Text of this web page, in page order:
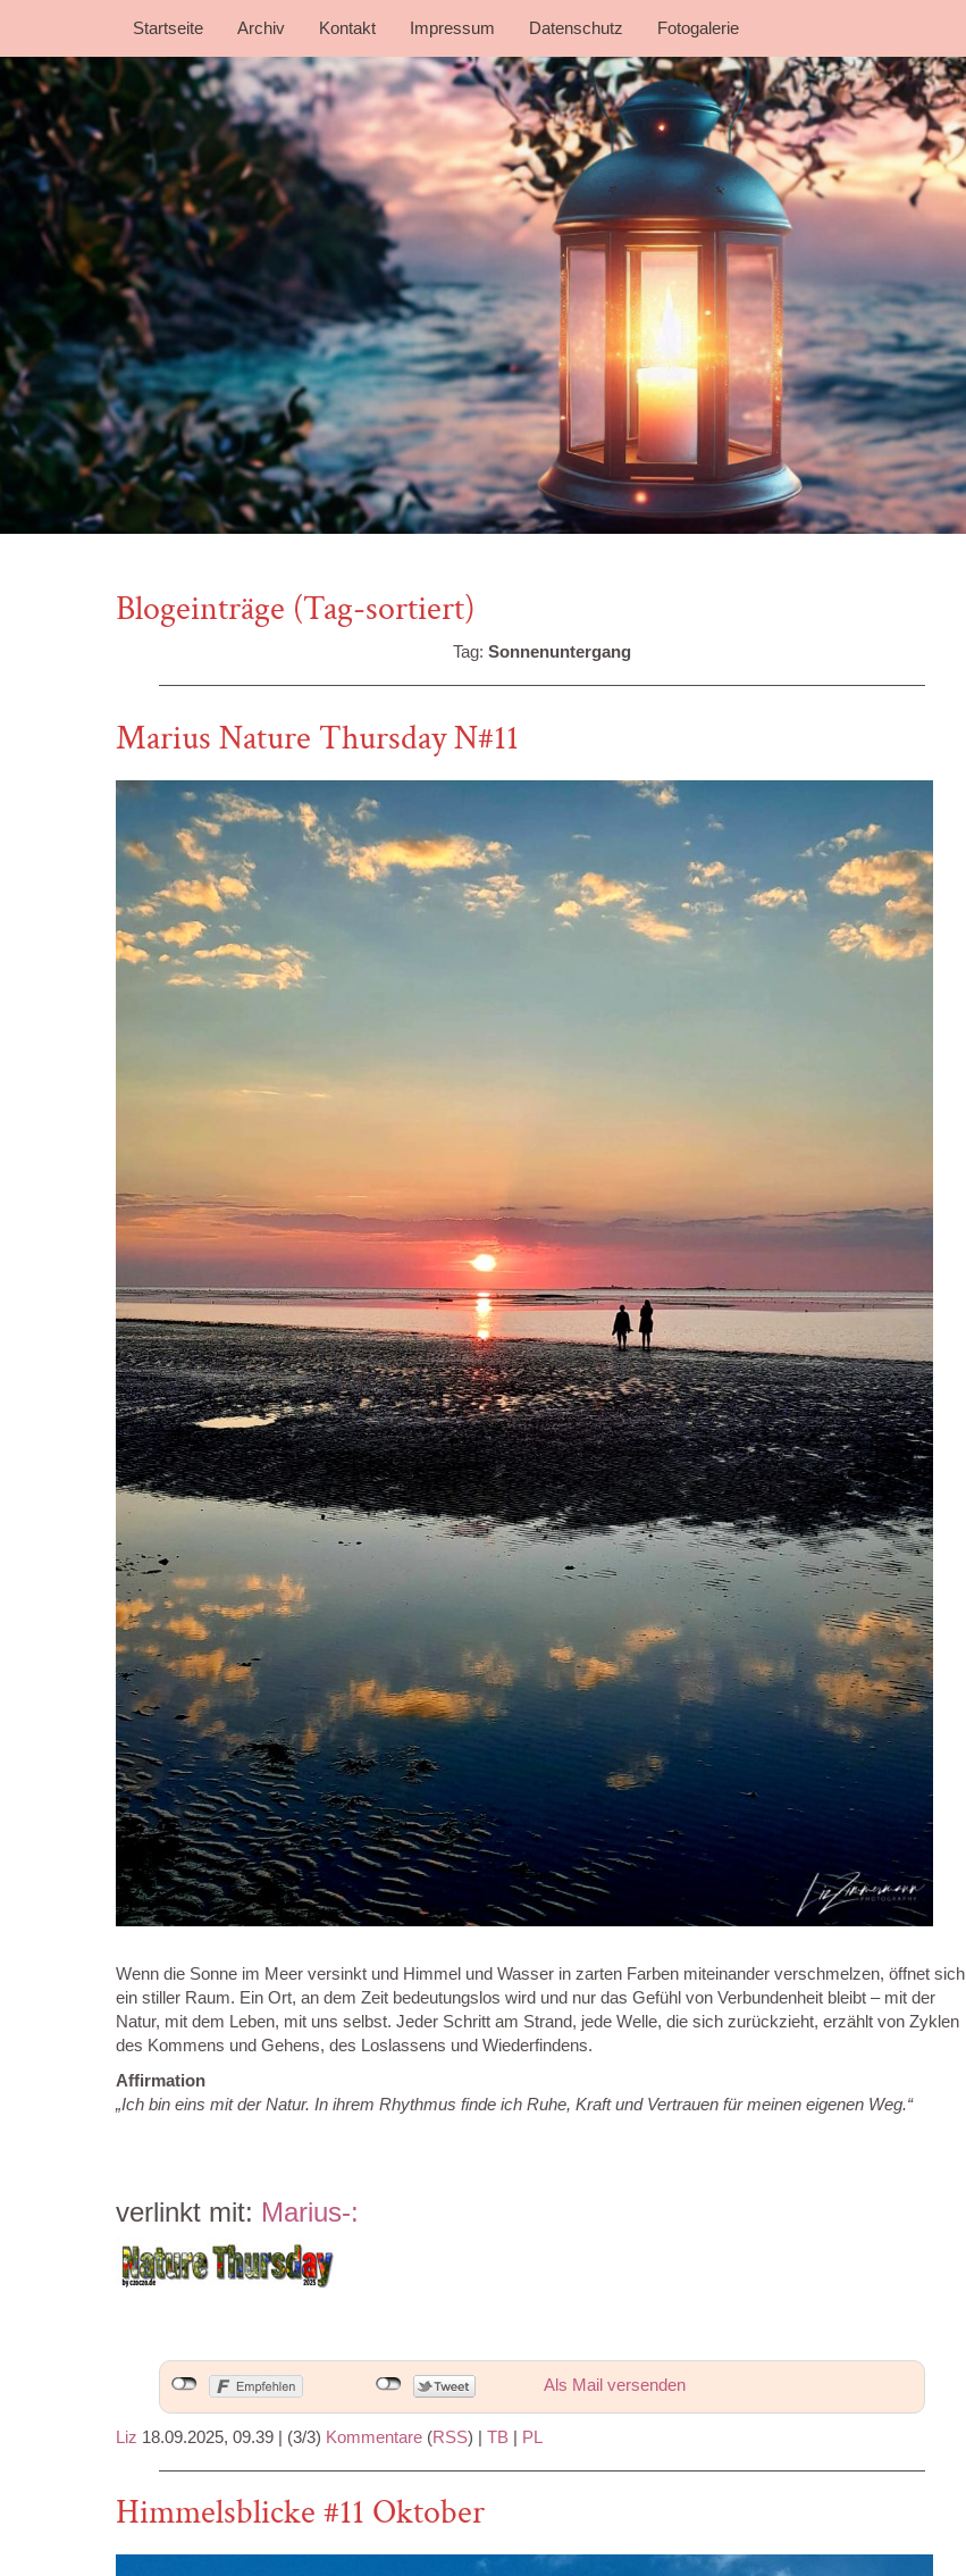
Startseite Archiv Kontakt Impressum Datenschutz Fotogalerie
Blogeinträge (Tag-sortiert)
Tag: Sonnenuntergang
Marius Nature Thursday N#11
Wenn die Sonne im Meer versinkt und Himmel und Wasser in zarten Farben miteinander verschmelzen, öffnet sich
ein stiller Raum. Ein Ort, an dem Zeit bedeutungslos wird und nur das Gefühl von Verbundenheit bleibt – mit der
Natur, mit dem Leben, mit uns selbst. Jeder Schritt am Strand, jede Welle, die sich zurückzieht, erzählt von Zyklen
des Kommens und Gehens, des Loslassens und Wiederfindens.
Affirmation
„Ich bin eins mit der Natur. In ihrem Rhythmus finde ich Ruhe, Kraft und Vertrauen für meinen eigenen Weg.“
verlinkt mit: Marius-:
Als Mail versenden
Liz 18.09.2025, 09.39 | (3/3) Kommentare (RSS) | TB | PL
Himmelsblicke #11 Oktober